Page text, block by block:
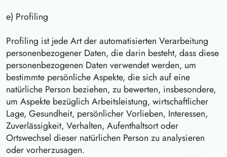
e) Profiling
Profiling ist jede Art der automatisierten Verarbeitung
personenbezogener Daten, die darin besteht, dass diese
personenbezogenen Daten verwendet werden, um
bestimmte persönliche Aspekte, die sich auf eine
natürliche Person beziehen, zu bewerten, insbesondere,
um Aspekte bezüglich Arbeitsleistung, wirtschaftlicher
Lage, Gesundheit, persönlicher Vorlieben, Interessen,
Zuverlässigkeit, Verhalten, Aufenthaltsort oder
Ortswechsel dieser natürlichen Person zu analysieren
oder vorherzusagen.